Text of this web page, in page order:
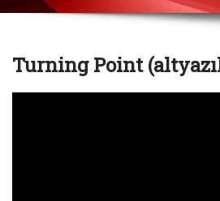
Turning Point